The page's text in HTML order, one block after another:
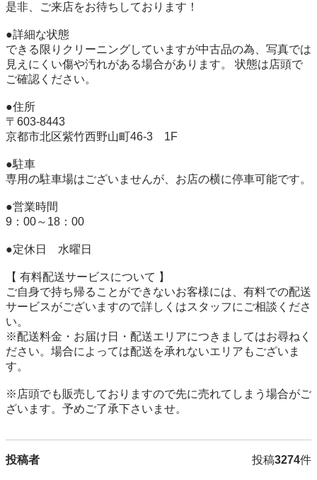
是非、ご来店をお待ちしております！
●詳細な状態
できる限りクリーニングしていますが中古品の為、写真では
見えにくい傷や汚れがある場合があります。 状態は店頭で
ご確認ください。
●住所
〒603-8443
京都市北区紫竹西野山町46-3　1F
●駐車
専用の駐車場はございませんが、お店の横に停車可能です。
●営業時間
9：00～18：00
●定休日　水曜日
【 有料配送サービスについて 】
ご自身で持ち帰ることができないお客様には、有料での配送
サービスがございますので詳しくはスタッフにご相談くださ
い。
※配送料金・お届け日・配送エリアにつきましてはお尋ねく
ださい。場合によっては配送を承れないエリアもございま
す。
※店頭でも販売しておりますので先に売れてしまう場合がご
ざいます。予めご了承下さいませ。
投稿者 投稿3274件